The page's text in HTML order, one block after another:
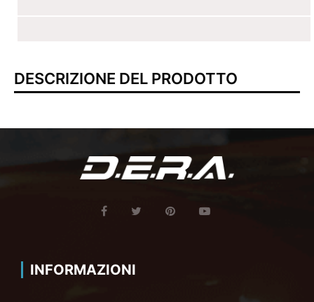
DESCRIZIONE DEL PRODOTTO
INFORMAZIONI